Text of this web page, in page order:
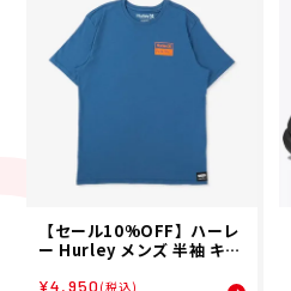
【セール10%OFF】ハーレ
ー Hurley メンズ 半袖 キー
¥4,950 (税込)